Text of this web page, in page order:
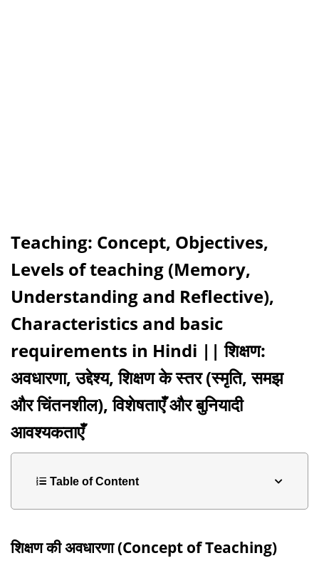
Teaching: Concept, Objectives,
Levels of teaching (Memory,
Understanding and Reflective),
Characteristics and basic
requirements in Hindi || शिक्षण:
अवधारणा, उद्देश्य, शिक्षण के स्तर (स्मृति, समझ
और चिंतनशील), विशेषताएँ और बुनियादी
आवश्यकताएँ
Table of Content
शिक्षण की अवधारणा (Concept of Teaching)